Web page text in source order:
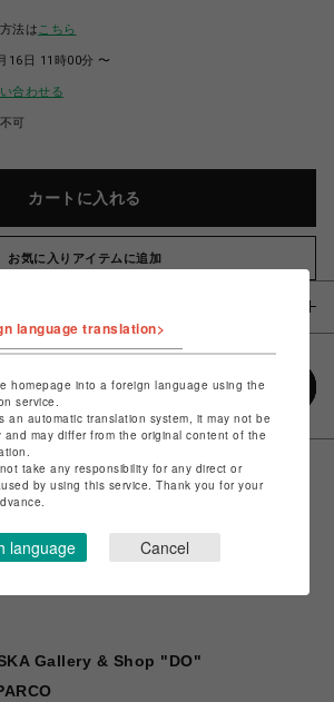
法は こちら
16日 11時00分 〜
合わせる
可
カートに入れる
お気に入りアイテムに追加
Gallery & Shop "DO"
language translation>
homepage into a foreign language using the
service.
an automatic translation system, it may not be
and may differ from the original content of the
take any responsibility for any direct or
by using this service. Thank you for your
language Cancel